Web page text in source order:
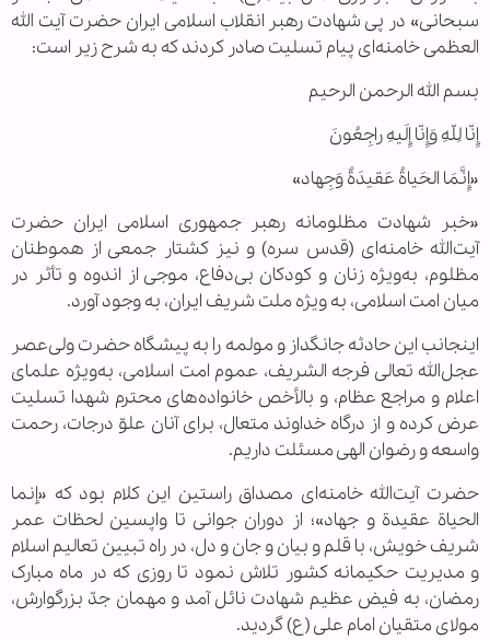
سبحانی» در پی شهادت رهبر انقلاب اسلامی ایران حضرت آیت الله
العظمی خامنه‌ای پیام تسلیت صادر کردند که به شرح زیر است:
بسم الله الرحمن الرحیم
إِنّا لِلّهِ وَإِنّا إِلَیهِ راجِعُونَ
«إِنَّمَا الحَیاةُ عَقیدَةٌ وَجِهاد»
«خبر شهادت مظلومانه رهبر جمهوری اسلامی ایران حضرت
آیت‌الله خامنه‌ای (قدس سره) و نیز کشتار جمعی از هموطنان
مظلوم، به‌ویژه زنان و کودکان بی‌دفاع، موجی از اندوه و تأثر در
میان امت اسلامی، به ویژه ملت شریف ایران، به وجود آورد.
اینجانب این حادثه جانگداز و مولمه را به پیشگاه حضرت ولی‌عصر
عجل‌الله تعالی فرجه الشریف، عموم امت اسلامی، به‌ویژه علمای
اعلام و مراجع عظام، و بالأخص خانواده‌های محترم شهدا تسلیت
عرض کرده و از درگاه خداوند متعال، برای آنان علوّ درجات، رحمت
واسعه و رضوان الهی مسئلت داریم.
حضرت آیت‌الله خامنه‌ای مصداق راستین این کلام بود که «إنما
الحیاة عقیدة و جهاد»؛ از دوران جوانی تا واپسین لحظات عمر
شریف خویش، با قلم و بیان و جان و دل، در راه تبیین تعالیم اسلام
و مدیریت حکیمانه کشور تلاش نمود تا روزی که در ماه مبارک
رمضان، به فیض عظیم شهادت نائل آمد و مهمان جدّ بزرگوارش،
مولای متقیان امام علی (ع) گردید.